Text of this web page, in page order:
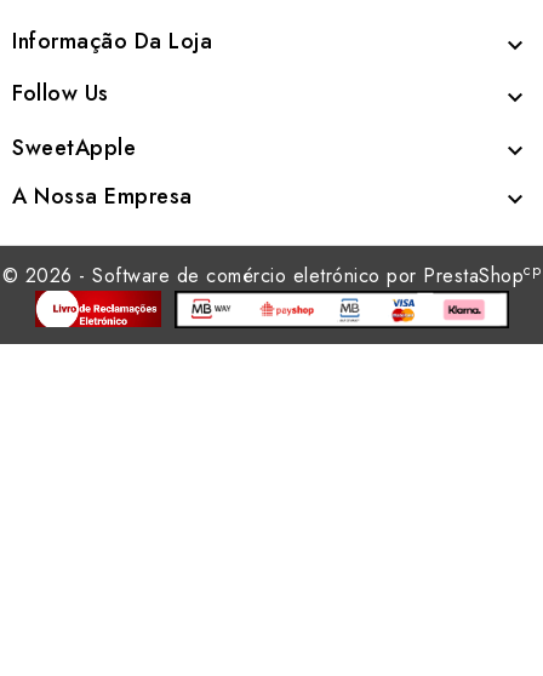
Informação Da Loja 
Follow Us 
SweetApple 
A Nossa Empresa 
© 2026 - Software de comércio eletrónico por PrestaShopcp